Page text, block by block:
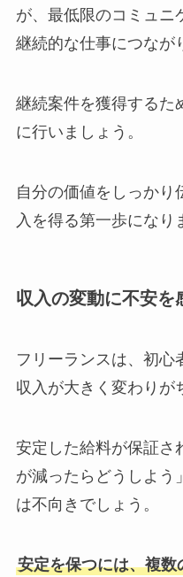
が、最低限のコミュニ
継続的な仕事につなが
継続案件を獲得するた
に行いましょう。
自分の価値をしっかり
入を得る第一歩になり
収入の変動に不安を
フリーランスは、初心
収入が大きく変わりが
安定した給料が保証さ
が減ったらどうしよう
は不向きでしょう。
安定を保つには、複